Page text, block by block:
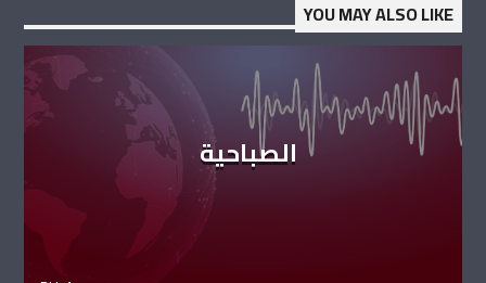
YOU MAY ALSO LIKE
الصباحية